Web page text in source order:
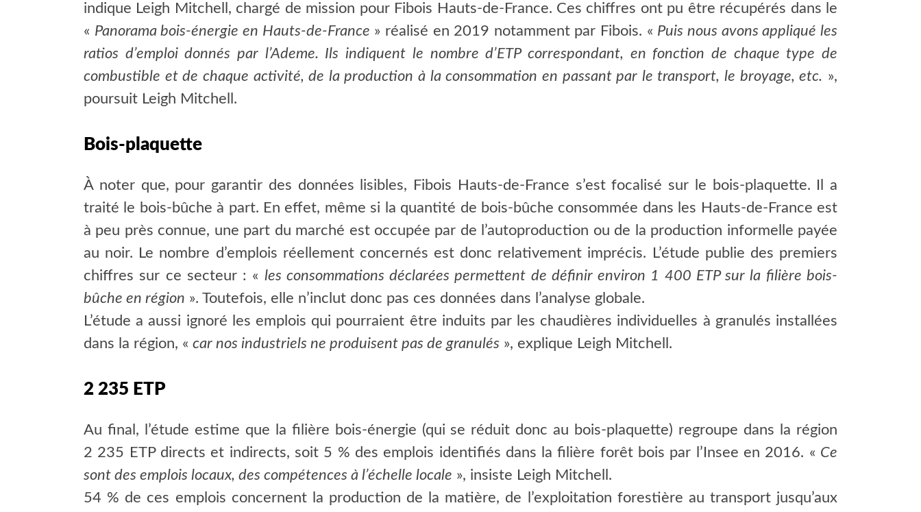
indique Leigh Mitchell, chargé de mission pour Fibois Hauts-de-France. Ces chiffres ont pu être récupérés dans le
« Panorama bois-énergie en Hauts-de-France » réalisé en 2019 notamment par Fibois. « Puis nous avons appliqué les
ratios d’emploi donnés par l’Ademe. Ils indiquent le nombre d’ETP correspondant, en fonction de chaque type de
combustible et de chaque activité, de la production à la consommation en passant par le transport, le broyage, etc. »,
poursuit Leigh Mitchell.
Bois-plaquette
À noter que, pour garantir des données lisibles, Fibois Hauts-de-France s’est focalisé sur le bois-plaquette. Il a
traité le bois-bûche à part. En effet, même si la quantité de bois-bûche consommée dans les Hauts-de-France est
à peu près connue, une part du marché est occupée par de l’autoproduction ou de la production informelle payée
au noir. Le nombre d’emplois réellement concernés est donc relativement imprécis. L’étude publie des premiers
chiffres sur ce secteur : « les consommations déclarées permettent de définir environ 1 400 ETP sur la filière bois-
bûche en région ». Toutefois, elle n’inclut donc pas ces données dans l’analyse globale.
L’étude a aussi ignoré les emplois qui pourraient être induits par les chaudières individuelles à granulés installées
dans la région, « car nos industriels ne produisent pas de granulés », explique Leigh Mitchell.
2 235 ETP
Au final, l’étude estime que la filière bois-énergie (qui se réduit donc au bois-plaquette) regroupe dans la région
2 235 ETP directs et indirects, soit 5 % des emplois identifiés dans la filière forêt bois par l’Insee en 2016. « Ce
sont des emplois locaux, des compétences à l’échelle locale », insiste Leigh Mitchell.
54 % de ces emplois concernent la production de la matière, de l’exploitation forestière au transport jusqu’aux